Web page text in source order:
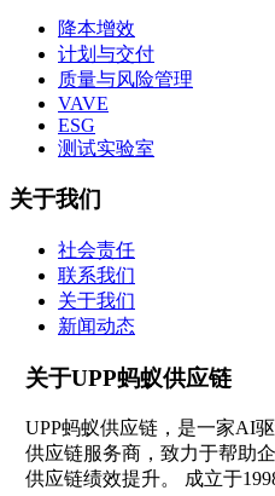
降本增效
计划与交付
质量与风险管理
VAVE
ESG
测试实验室
关于我们
社会责任
联系我们
关于我们
新闻动态
关于UPP蚂蚁供应链
UPP蚂蚁供应链，是一家AI
供应链服务商，致力于帮助
供应链绩效提升。 成立于